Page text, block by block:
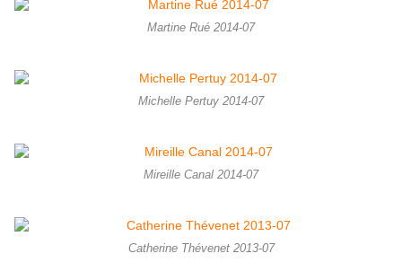
Martine Rué 2014-07
Michelle Pertuy 2014-07
Mireille Canal 2014-07
Catherine Thévenet 2013-07